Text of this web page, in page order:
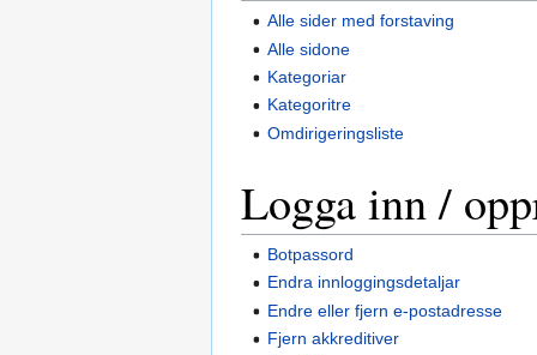
Alle sider med forstaving
Alle sidone
Kategoriar
Kategoritre
Omdirigeringsliste
Logga inn /
Botpassord
Endra innloggingsdetaljar
Endre eller fjern e-postadresse
Fjern akkreditiver